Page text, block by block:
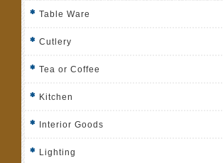
Table Ware
Cutlery
Tea or Coffee
Kitchen
Interior Goods
Lighting